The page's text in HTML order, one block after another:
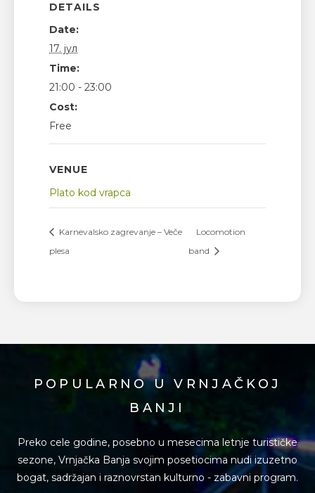
DETAILS
Date:
17. јул
Time:
21:00 - 23:00
Cost:
Free
VENUE
Plato kod vrapca
Karnevalsko zagrevanje – Veče
plesa
Locomotion
band
POPULARNO U VRNJAČKOJ
BANJI
Preko cele godine, posebno u mesecima letnje turističke
sezone, Vrnjačka Banja svojim posetiocima nudi izuzetno
bogat, sadržajan i raznovrstan kulturno - zabavni program.